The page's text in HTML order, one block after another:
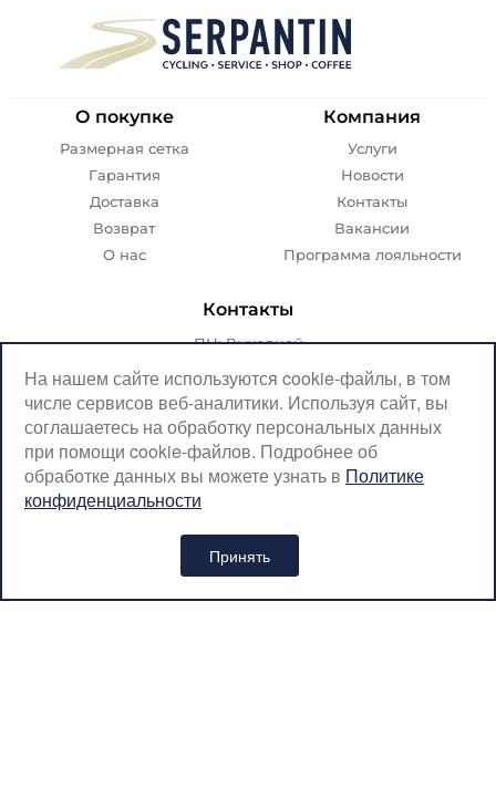
О покупке
Размерная сетка
Гарантия
Доставка
Возврат
О нас
Компания
Услуги
Новости
Контакты
Вакансии
Программа лояльности
Контакты
ПН: Выходной
ВТ-ПТ: с 07:00 до 20:00
СБ-ВС: с 08:00 до 18:00
Москва, Крылатская, 10
SerpantinCyclingShop@gmail.com
+7 (926) 899-38-31
На нашем сайте используются cookie-файлы, в том
числе сервисов веб-аналитики. Используя сайт, вы
соглашаетесь на обработку персональных данных
при помощи cookie-файлов. Подробнее об
обработке данных вы можете узнать в Политике
конфиденциальности
Принять